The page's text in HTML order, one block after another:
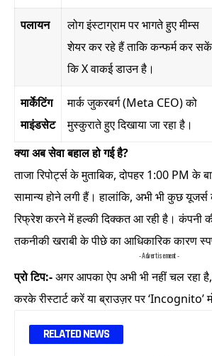
पलायन
लोग इंस्टाग्राम पर भागते हुए मीम्स
शेयर कर रहे हैं ताकि कन्फर्म कर सकें
कि X वाकई डाउन है।
मार्केटिंग
माइंडसेट
मार्क जुकरबर्ग (Meta CEO) को
मुस्कुराते हुए दिखाया जा रहा है।
क्या अब सेवा बहाल हो गई है?
ताजा रिपोर्ट्स के मुताबिक, दोपहर 1:00 PM के
सामान्य होने लगी हैं। हालांकि, अभी भी कुछ
रिफ्रेश करने में हल्की दिक्कत आ रही है। कंपनी
तकनीकी खराबी के पीछे का आधिकारिक कारण
- Advertisement -
प्रो टिप:-अगर आपका ऐप अभी भी नहीं चल रहा
करके रीस्टार्ट करें या ब्राउज़र पर
RELATED NEWS